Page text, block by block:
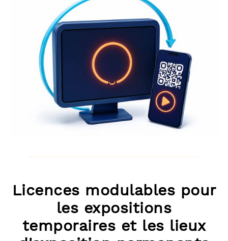
Licences modulables pour
les expositions
temporaires et les lieux